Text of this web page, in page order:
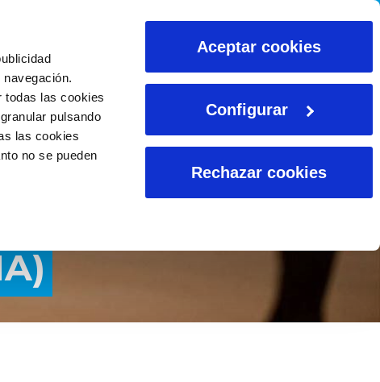
todas las cookies
pulsando
las cookies
no se pueden
Aceptar cookies
Configurar
Rechazar cookies